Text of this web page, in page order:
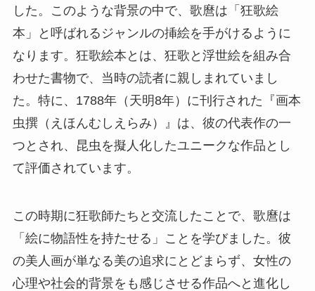
した。このような背景の中で、歌麿は「狂歌絵
本」と呼ばれるジャンルの挿絵を手がけるように
なります。狂歌絵本とは、狂歌と浮世絵を組み合
わせた書物で、当時の読者に親しまれていまし
た。特に、1788年（天明8年）に刊行された『画本
虫撰（えほんむしえらみ）』は、彼の代表作の一
つとされ、昆虫を擬人化したユニークな作品とし
て評価されています。
この時期に狂歌師たちと交流したことで、歌麿は
「絵に物語性を持たせる」ことを学びました。彼
の美人画が単なる美の追求にとどまらず、女性の
心理や社会的背景をも感じさせる作品へと進化し